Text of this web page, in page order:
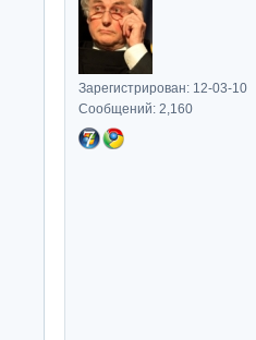
Зарегистрирован: 12-03-10
Сообщений: 2,160